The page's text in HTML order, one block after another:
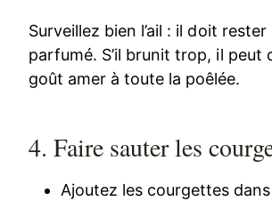
Surveillez bien l’ail : il doit
parfumé. S’il brunit trop, il peut
goût amer à toute la poêlée.
4. Faire sauter les
Ajoutez les courgettes